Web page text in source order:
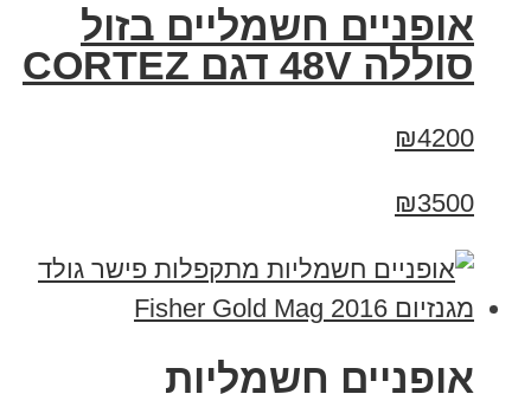
אופניים חשמליים בזול
סוללה 48V דגם CORTEZ
₪4200
₪3500
אופניים חשמליות